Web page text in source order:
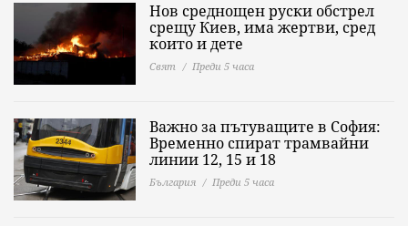
Нов среднощен руски обстрел
срещу Киев, има жертви, сред
които и дете
Свят Преди 5 часа
Важно за пътуващите в София:
Временно спират трамвайни
линии 12, 15 и 18
България Преди 5 часа